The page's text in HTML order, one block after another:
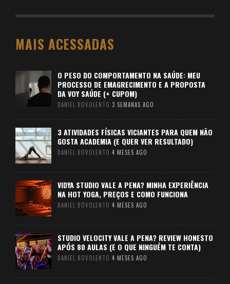
MAIS ACESSADAS
O PESO DO COMPORTAMENTO NA SAÚDE: MEU
PROCESSO DE EMAGRECIMENTO E A PROPOSTA
DA VOY SAÚDE (+ CUPOM)
DANIEL BOVOLENTO 3 SEMANAS AGO
3 ATIVIDADES FÍSICAS VICIANTES PARA QUEM NÃO
GOSTA ACADEMIA (E QUER VER RESULTADO)
DANIEL BOVOLENTO 4 MESES AGO
VIDYA STUDIO VALE A PENA? MINHA EXPERIÊNCIA
NA HOT YOGA, PREÇOS E COMO FUNCIONA
DANIEL BOVOLENTO 4 MESES AGO
STUDIO VELOCITY VALE A PENA? REVIEW HONESTO
APÓS 80 AULAS (E O QUE NINGUÉM TE CONTA)
DANIEL BOVOLENTO 4 MESES AGO